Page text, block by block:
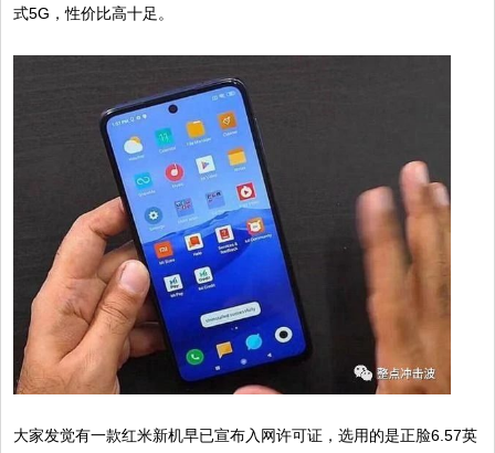
式5G，性价比高十足。
大家发觉有一款红米新机早已宣布入网许可证，选用的是正脸6.57英